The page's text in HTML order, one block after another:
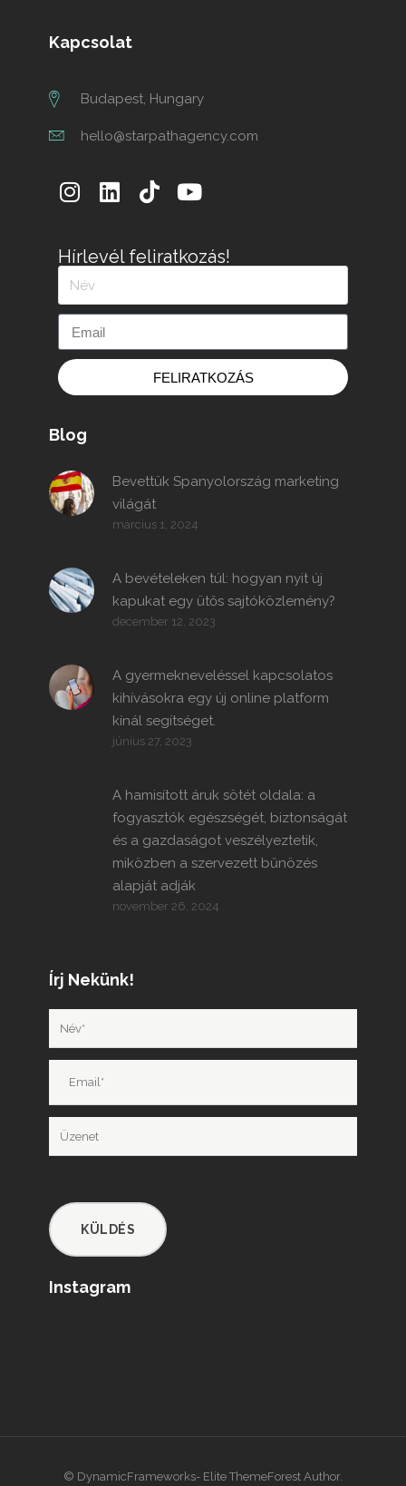
Kapcsolat
Budapest, Hungary
hello@starpathagency.com
Hírlevél feliratkozás!
FELIRATKOZÁS
Blog
Bevettük Spanyolország marketing
világát
március 1, 2024
A bevételeken túl: hogyan nyit új
kapukat egy ütős sajtóközlemény?
december 12, 2023
A gyermekneveléssel kapcsolatos
kihívásokra egy új online platform
kínál segítséget.
június 27, 2023
A hamisított áruk sötét oldala: a
fogyasztók egészségét, biztonságát
és a gazdaságot veszélyeztetik,
miközben a szervezett bűnözés
alapját adják
november 26, 2024
Írj Nekünk!
Instagram
© DynamicFrameworks- Elite ThemeForest Author.